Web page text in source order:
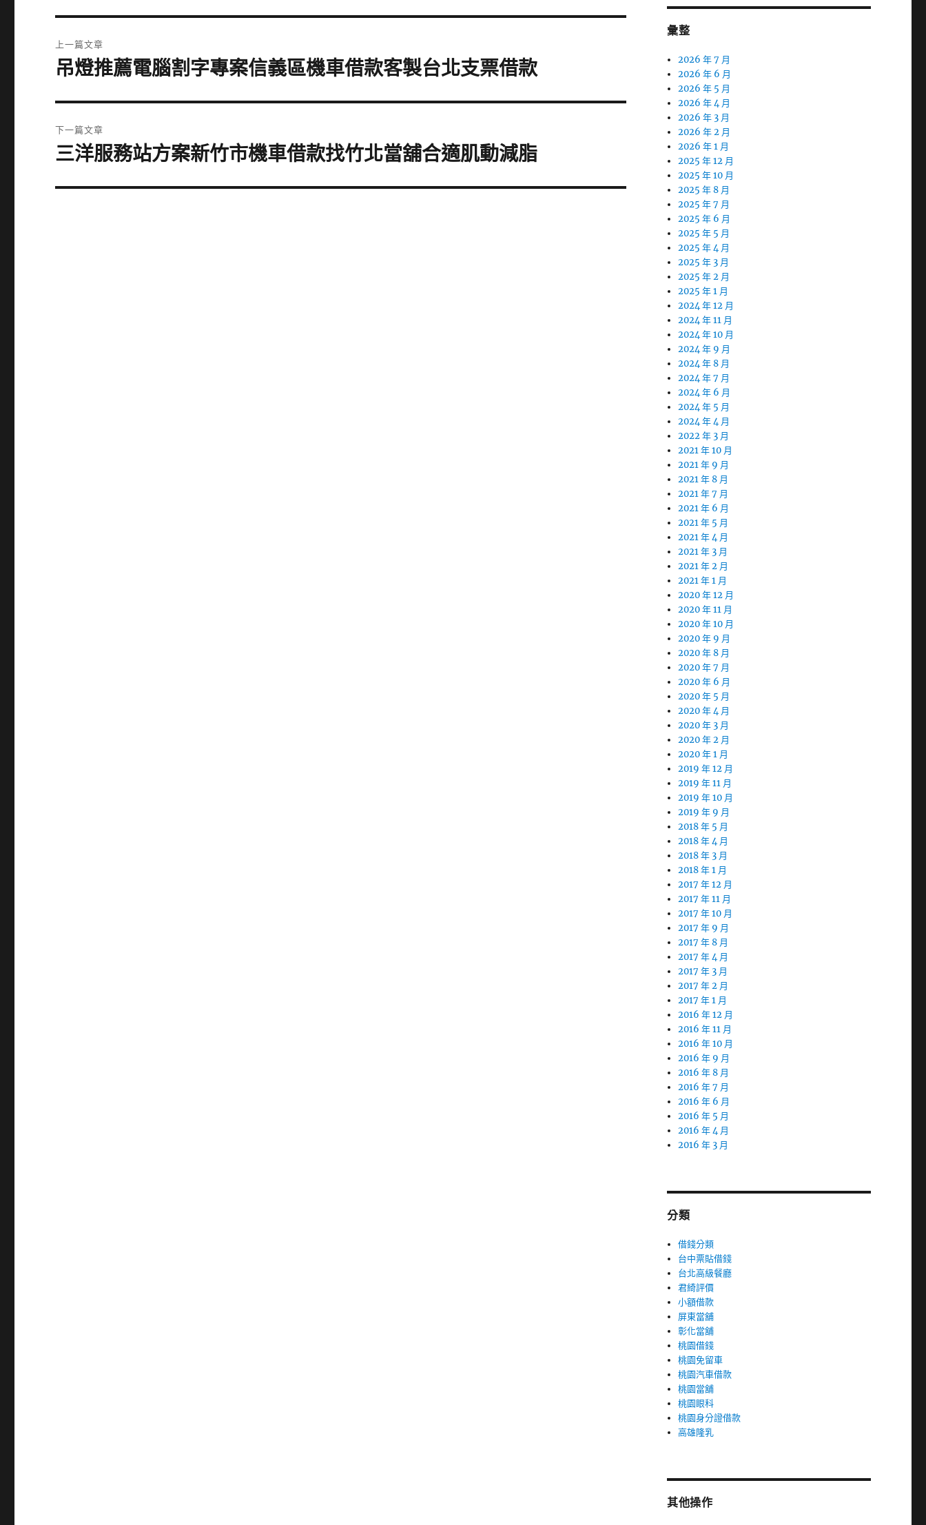
章
上一篇文章
上
篇
文
章:
吊燈推薦電腦割字專案信義區機車借款客製台北支票借款
下一篇文章
下
篇
三洋服務站方案新竹市機車借款找竹北當舖合適肌動減脂
彙整
2026 年 7 月
2026 年 6 月
2026 年 5 月
2026 年 4 月
2026 年 3 月
2026 年 2 月
2026 年 1 月
2025 年 12 月
2025 年 10 月
2025 年 8 月
2025 年 7 月
2025 年 6 月
2025 年 5 月
2025 年 4 月
2025 年 3 月
2025 年 2 月
2025 年 1 月
2024 年 12 月
2024 年 11 月
2024 年 10 月
2024 年 9 月
2024 年 8 月
2024 年 7 月
2024 年 6 月
2024 年 5 月
2024 年 4 月
2022 年 3 月
2021 年 10 月
2021 年 9 月
2021 年 8 月
2021 年 7 月
2021 年 6 月
2021 年 5 月
2021 年 4 月
2021 年 3 月
2021 年 2 月
2021 年 1 月
2020 年 12 月
2020 年 11 月
2020 年 10 月
2020 年 9 月
2020 年 8 月
2020 年 7 月
2020 年 6 月
2020 年 5 月
2020 年 4 月
2020 年 3 月
2020 年 2 月
2020 年 1 月
2019 年 12 月
2019 年 11 月
2019 年 10 月
2019 年 9 月
2018 年 5 月
2018 年 4 月
2018 年 3 月
2018 年 1 月
2017 年 12 月
2017 年 11 月
2017 年 10 月
2017 年 9 月
2017 年 8 月
2017 年 4 月
2017 年 3 月
2017 年 2 月
2017 年 1 月
2016 年 12 月
2016 年 11 月
2016 年 10 月
2016 年 9 月
2016 年 8 月
2016 年 7 月
2016 年 6 月
2016 年 5 月
2016 年 4 月
2016 年 3 月
分類
借錢分類
台中票貼借錢
台北高級餐廳
君綺評價
小額借款
屏東當舖
彰化當舖
桃園借錢
桃園免留車
桃園汽車借款
桃園當舖
桃園眼科
桃園身分證借款
高雄隆乳
其他操作